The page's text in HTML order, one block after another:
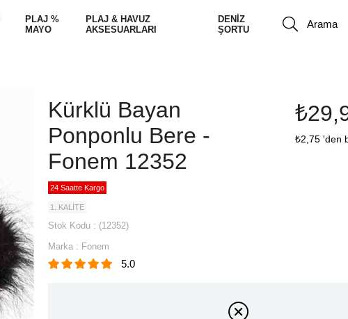
PLAJ %
MAYO
PLAJ & HAVUZ
AKSESUARLARI
DENİZ
ŞORTU
Kürklü Bayan
Ponponlu Bere -
Fonem 12352
₺2,75 'den
24 Saatte Kargo
1. KALİTE
Stok Kodu
(12352)
Marka : Fonem
5.0